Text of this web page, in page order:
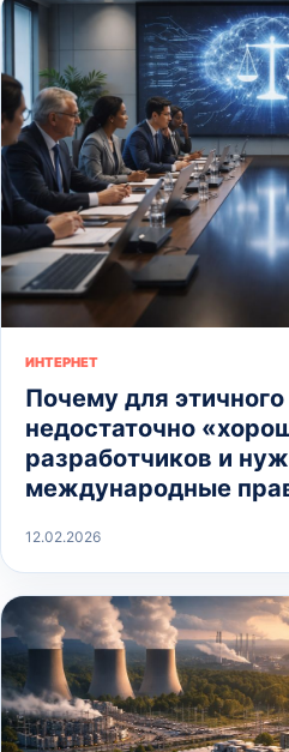
ИНТЕРНЕТ
Почему для
недостаточно
разработчиков и
международные
12.02.2026